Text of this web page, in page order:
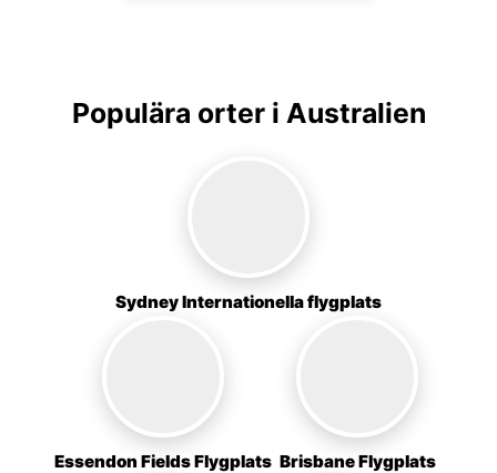
Populära orter i Australien
Sydney Internationella flygplats
Essendon Fields Flygplats Brisbane Flygplats